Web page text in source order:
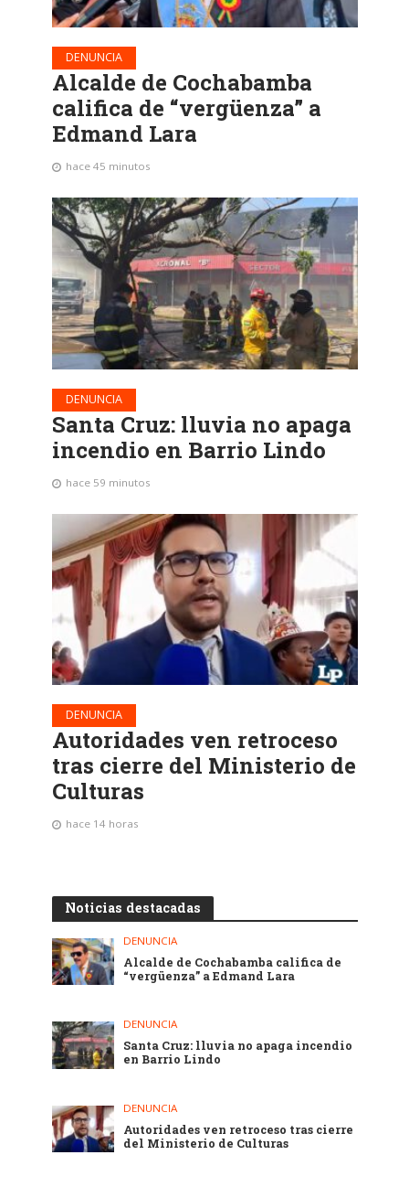
DENUNCIA
Alcalde de Cochabamba
califica de “vergüenza” a
Edmand Lara
hace 45 minutos
DENUNCIA
Santa Cruz: lluvia no apaga
incendio en Barrio Lindo
hace 59 minutos
DENUNCIA
Autoridades ven retroceso
tras cierre del Ministerio de
Culturas
hace 14 horas
Noticias destacadas
DENUNCIA
Alcalde de Cochabamba califica de
“vergüenza” a Edmand Lara
DENUNCIA
Santa Cruz: lluvia no apaga incendio
en Barrio Lindo
DENUNCIA
Autoridades ven retroceso tras cierre
del Ministerio de Culturas